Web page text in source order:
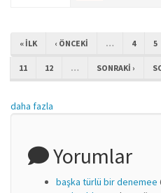
« ILK ‹ ÖNCEKI … 4 5
11 12 … SONRAKI ›
daha fazla
Yorumlar
başka türlü bir denemee